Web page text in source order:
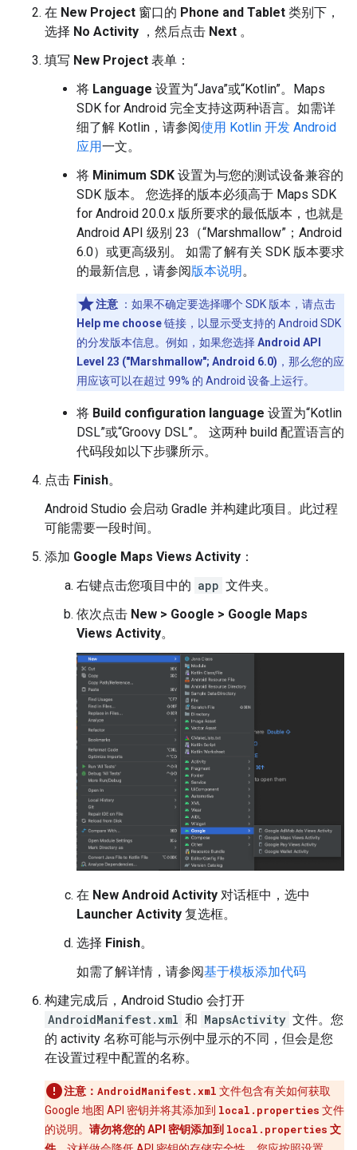
在 New Project 窗口的 Phone and Tablet 类别下，
选择 No Activity ，然后点击 Next 。
填写 New Project 表单：
将 Language 设置为“Java”或“Kotlin”。Maps
SDK for Android 完全支持这两种语言。如需详
细了解 Kotlin，请参阅使用 Kotlin 开发 Android
应用一文。
将 Minimum SDK 设置为与您的测试设备兼容的
SDK 版本。 您选择的版本必须高于 Maps SDK
for Android 20.0.x 版所要求的最低版本，也就是
Android API 级别 23（“Marshmallow”；Android
6.0）或更高级别。 如需了解有关 SDK 版本要求
的最新信息，请参阅版本说明。
注意 ：如果不确定要选择哪个 SDK 版本，请点击
Help me choose链接，以显示受支持的 Android SDK
的分发版本信息。例如，如果您选择 Android API
Level 23 ("Marshmallow"; Android 6.0) ，那么您的应
用应该可以在超过 99% 的 Android 设备上运行。
将 Build configuration language 设置为“Kotlin
DSL”或“Groovy DSL”。 这两种 build 配置语言的
代码段如以下步骤所示。
点击 Finish。
Android Studio 会启动 Gradle 并构建此项目。此过程
可能需要一段时间。
添加 Google Maps Views Activity ：
右键点击您项目中的 app 文件夹。
依次点击 New > Google > Google Maps
Views Activity。
在 New Android Activity 对话框中，选中
Launcher Activity 复选框。
选择 Finish。
如需了解详情，请参阅基于模板添加代码
构建完成后，Android Studio 会打开
AndroidManifest.xml 和 MapsActivity 文件。您
的 activity 名称可能与示例中显示的不同，但会是您
在设置过程中配置的名称。
注意： AndroidManifest.xml 文件包含有关如何获取
Google 地图 API 密钥并将其添加到 local.properties 文件
的说明。 请勿将您的 API 密钥添加到 local.properties 文